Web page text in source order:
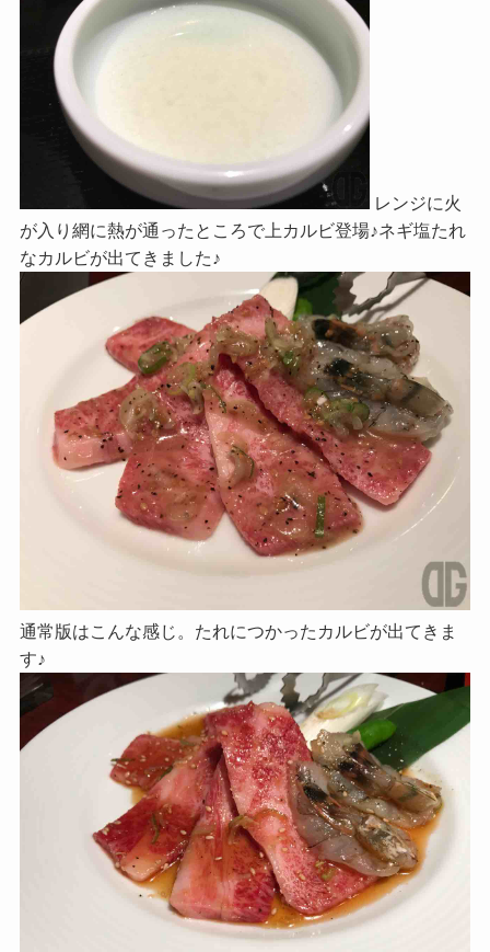
レンジに火
が入り網に熱が通ったところで上カルビ登場♪ネギ塩たれ
なカルビが出てきました♪
通常版はこんな感じ。たれにつかったカルビが出てきま
す♪